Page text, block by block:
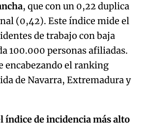
, que con un 0,22 duplica
(0,42). Este índice mide el
de trabajo con baja
100.000 personas afiliadas.
encabezando el ranking
de Navarra, Extremadura y
índice de incidencia más alto